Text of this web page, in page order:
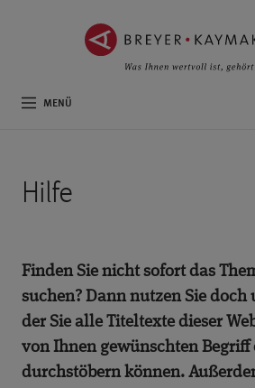
MENÜ
Hilfe
Finden Sie nicht sofort das
suchen? Dann nutzen Sie doch
der Sie alle Titeltexte dieser
von Ihnen gewünschten Begriff
durchstöbern können.